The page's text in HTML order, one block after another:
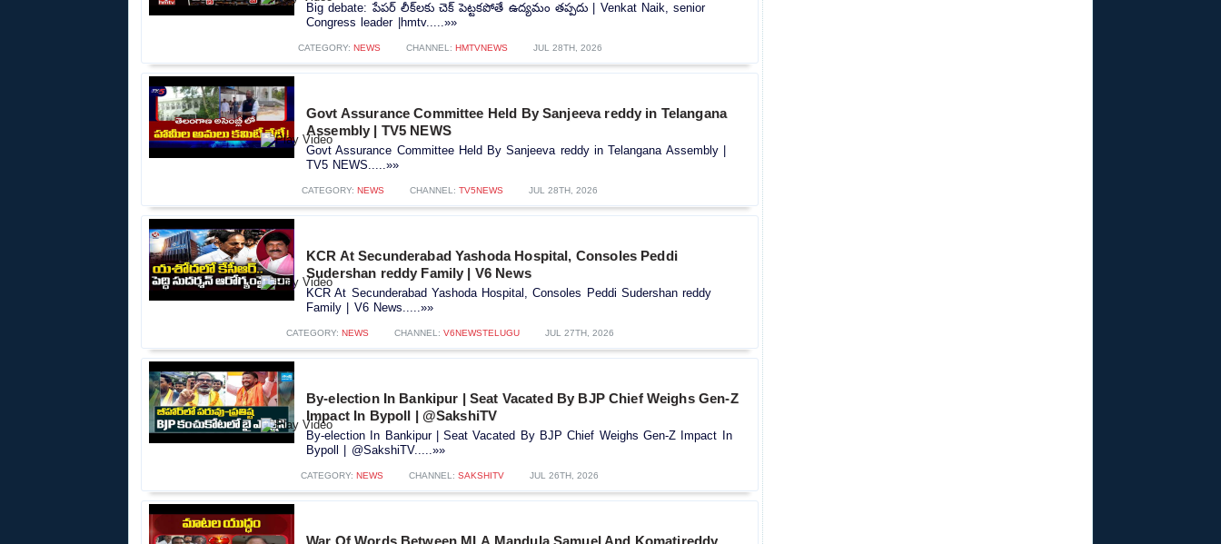
Big debate: పేపర్ లీక్‌లకు చెక్ పెట్టకపోతే ఉద్యమం తప్పదు | Venkat Naik, senior
Congress leader |hmtv.....»»
CATEGORY: NEWS CHANNEL: HMTVNEWS JUL 28TH, 2026
Govt Assurance Committee Held By Sanjeeva reddy in Telangana
Assembly | TV5 NEWS
Govt Assurance Committee Held By Sanjeeva reddy in Telangana Assembly |
TV5 NEWS.....»»
CATEGORY: NEWS CHANNEL: TV5NEWS JUL 28TH, 2026
KCR At Secunderabad Yashoda Hospital, Consoles Peddi
Sudershan reddy Family | V6 News
KCR At Secunderabad Yashoda Hospital, Consoles Peddi Sudershan reddy
Family | V6 News.....»»
CATEGORY: NEWS CHANNEL: V6NEWSTELUGU JUL 27TH, 2026
By-election In Bankipur | Seat Vacated By BJP Chief Weighs Gen-Z
Impact In Bypoll | @SakshiTV
By-election In Bankipur | Seat Vacated By BJP Chief Weighs Gen-Z Impact In
Bypoll | @SakshiTV.....»»
CATEGORY: NEWS CHANNEL: SAKSHITV JUL 26TH, 2026
War Of Words Between MLA Mandula Samuel And Komatireddy